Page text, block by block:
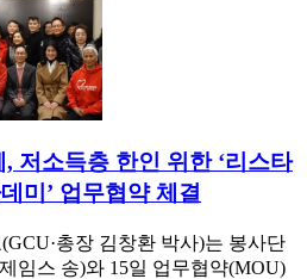
저소득층 한인 위한 ‘리스타
미’ 업무협약 체결
총장 김창환 박사)는 봉사단
임스 송)와 15일 업무협약(MOU)